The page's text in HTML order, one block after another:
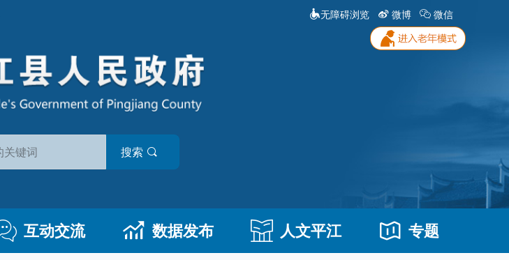
无障碍浏览 微博 微信
搜索
互动交流 数据发布 人文平江 专题